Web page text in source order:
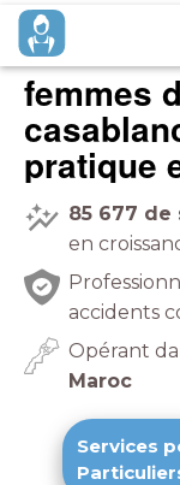
femmes
pratique
85 677 de
en
accidents
Opérant
Maroc
Services